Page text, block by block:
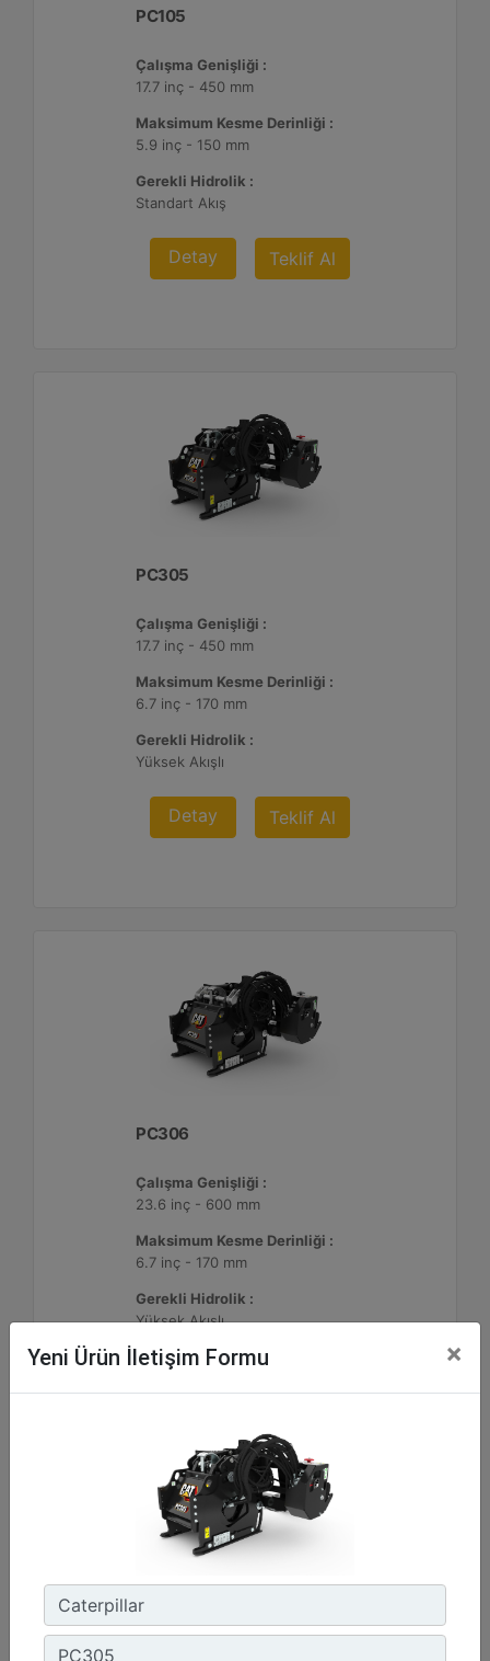
PC105
Çalışma Genişliği :
17.7 inç - 450 mm
Maksimum Kesme Derinliği :
5.9 inç - 150 mm
Gerekli Hidrolik :
Standart Akış
Detay Teklif Al
PC305
Çalışma Genişliği :
17.7 inç - 450 mm
Maksimum Kesme Derinliği :
6.7 inç - 170 mm
Gerekli Hidrolik :
Yüksek Akışlı
Detay Teklif Al
PC306
Çalışma Genişliği :
23.6 inç - 600 mm
Maksimum Kesme Derinliği :
6.7 inç - 170 mm
Gerekli Hidrolik :
Yüksek Akışlı
Detay
Yeni Ürün İletişim Formu ×